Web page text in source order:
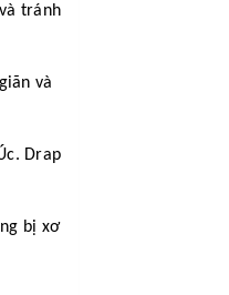
tránh
và
Drap
bị xơ